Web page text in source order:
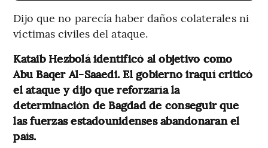
Dijo que no parecía haber daños colaterales ni
víctimas civiles del ataque.
Kataib Hezbolá identificó al objetivo como
Abu Baqer Al-Saaedi. El gobierno iraquí criticó
el ataque y dijo que reforzaría la
determinación de Bagdad de conseguir que
las fuerzas estadounidenses abandonaran el
país.